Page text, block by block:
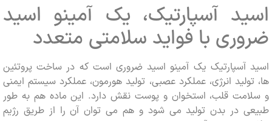
آسپارتیک، یک آمینو اسید
با فواید سلامتی متعدد
آسپارتیک یک آمینو اسید ضروری است که در ساخت پروتئین
انرژی، عملکرد عصبی، تولید هورمون، عملکرد سیستم ایمنی
قلب، استخوان و پوست نقش دارد. این ماده هم به طور
در بدن تولید می شود و هم می توان آن را از طریق رژیم